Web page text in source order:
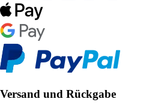
Versand und Rückgabe